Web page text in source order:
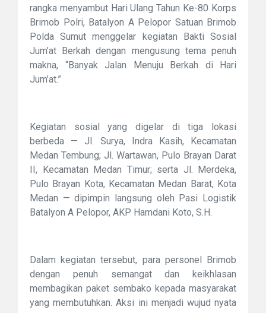
rangka menyambut Hari Ulang Tahun Ke-80 Korps
Brimob Polri, Batalyon A Pelopor Satuan Brimob
Polda Sumut menggelar kegiatan Bakti Sosial
Jum’at Berkah dengan mengusung tema penuh
makna, “Banyak Jalan Menuju Berkah di Hari
Jum’at.”
Kegiatan sosial yang digelar di tiga lokasi
berbeda — Jl. Surya, Indra Kasih, Kecamatan
Medan Tembung; Jl. Wartawan, Pulo Brayan Darat
II, Kecamatan Medan Timur; serta Jl. Merdeka,
Pulo Brayan Kota, Kecamatan Medan Barat, Kota
Medan — dipimpin langsung oleh Pasi Logistik
Batalyon A Pelopor, AKP Hamdani Koto, S.H.
Dalam kegiatan tersebut, para personel Brimob
dengan penuh semangat dan keikhlasan
membagikan paket sembako kepada masyarakat
yang membutuhkan. Aksi ini menjadi wujud nyata